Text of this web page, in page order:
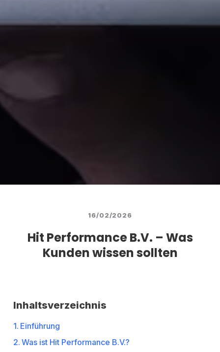
16/02/2026
Hit Performance B.V. – Was
Kunden wissen sollten
Inhaltsverzeichnis
Einführung
Was ist Hit Performance B.V.?